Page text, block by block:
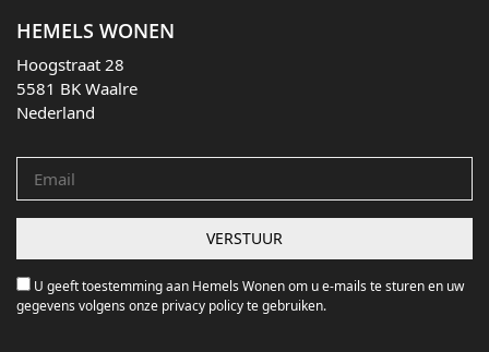
HEMELS WONEN
Hoogstraat 28
5581 BK Waalre
Nederland
U geeft toestemming aan Hemels Wonen om u e-mails te sturen en uw
gegevens volgens onze privacy policy te gebruiken.